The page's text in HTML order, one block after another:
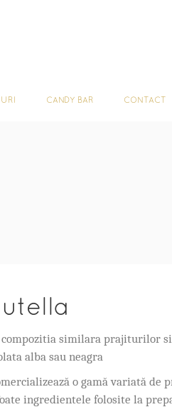
CANDY BAR CONTACT
compozitia similara prajiturilor
alba sau neagra
o gamă variată de
ingredientele folosite la